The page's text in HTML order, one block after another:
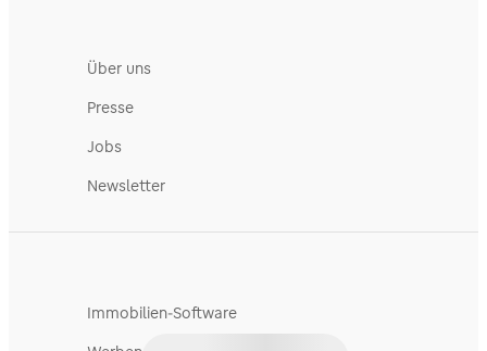
Über uns
Presse
Jobs
Newsletter
Immobilien-Software